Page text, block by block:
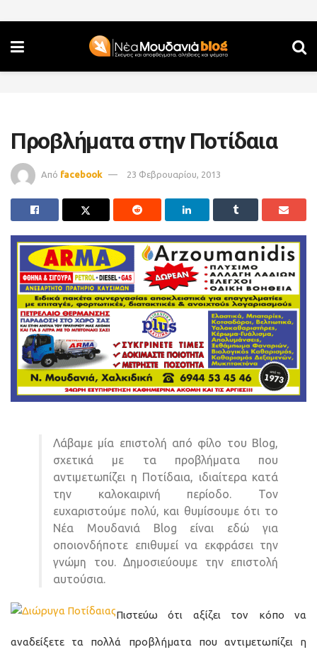
Προβλήματα στην Ποτίδαια
Από facebook 23 Φεβρουαρίου, 2013
Λάβαμε μία επιστολή από φίλο του Blog,
σχετικά με τα προβλήματα που
αντιμετωπίζει η Ποτίδαια, ιδιαίτερα κατά
την καλοκαιρινή περίοδο. Τον
ευχαριστούμε πολύ, και θυμίσουμε ότι το
Νέα Μουδανιά Blog είναι εδώ για
οποιονδήποτε επιθυμεί να εκφράσει την
γνώμη του. Δημοσιεύουμε την επιστολή
αυτούσια.
Πιστεύω ότι αξίζει τον κόπο να
αναδείξετε τα πολλά προβλήματα που αντιμετωπίζει η